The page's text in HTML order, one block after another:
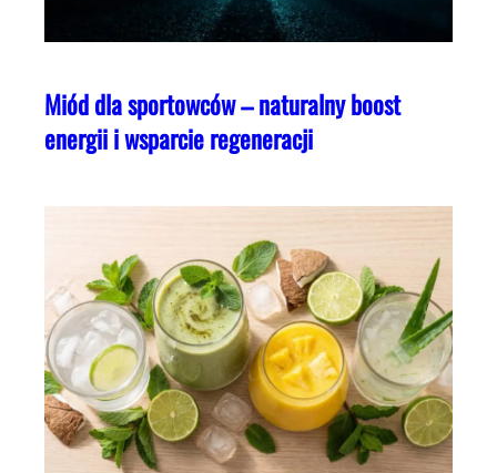
Miód dla sportowców – naturalny boost
energii i wsparcie regeneracji